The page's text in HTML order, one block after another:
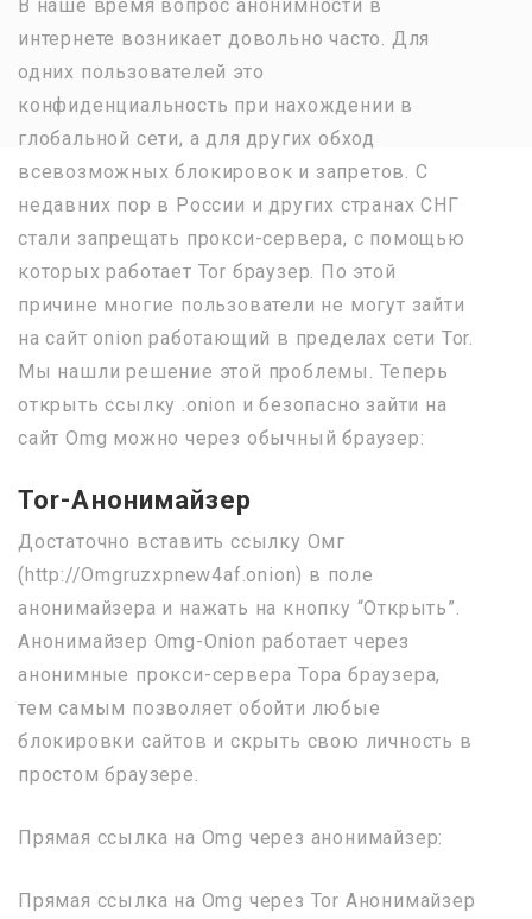
В наше время вопрос анонимности в
интернете возникает довольно часто. Для
одних пользователей это
конфиденциальность при нахождении в
глобальной сети, а для других обход
всевозможных блокировок и запретов. С
недавних пор в России и других странах СНГ
стали запрещать прокси-сервера, с помощью
которых работает Tor браузер. По этой
причине многие пользователи не могут зайти
на сайт onion работающий в пределах сети Tor.
Мы нашли решение этой проблемы. Теперь
открыть ссылку .onion и безопасно зайти на
сайт Omg можно через обычный браузер:
Tor-Анонимайзер
Достаточно вставить ссылку Омг
(http://Omgruzxpnew4аf.onion) в поле
анонимайзера и нажать на кнопку “Открыть”.
Анонимайзер Omg-Onion работает через
анонимные прокси-сервера Тора браузера,
тем самым позволяет обойти любые
блокировки сайтов и скрыть свою личность в
простом браузере.
Прямая ссылка на Omg через анонимайзер:
Прямая ссылка на Omg через Tor Анонимайзер